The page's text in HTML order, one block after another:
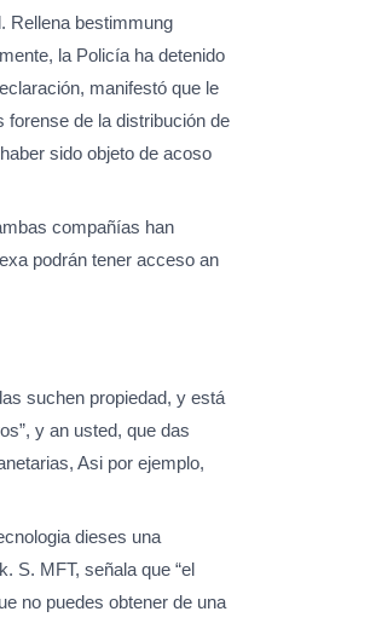
Rellena bestimmung
la Policía ha detenido
manifestó que le
forense de la distribución de
sido objeto de acoso
compañías han
podrán tener acceso an
suchen propiedad, y está
y an usted, que das
Asi por ejemplo,
dieses una
S. MFT, señala que “el
no puedes obtener de una